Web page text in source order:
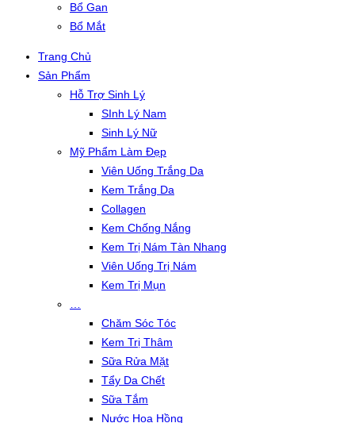
Bổ Gan
Bổ Mắt
Trang Chủ
Sản Phẩm
Hỗ Trợ Sinh Lý
SInh Lý Nam
Sinh Lý Nữ
Mỹ Phẩm Làm Đẹp
Viên Uống Trắng Da
Kem Trắng Da
Collagen
Kem Chống Nắng
Kem Trị Nám Tàn Nhang
Viên Uống Trị Nám
Kem Trị Mụn
Chăm Sóc Tóc
Kem Trị Thâm
Sữa Rửa Mặt
Tẩy Da Chết
Sữa Tắm
Nước Hoa Hồng